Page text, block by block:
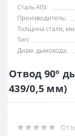
Сталь AISI:
Производитель:
Толщина стали, мм:
Тип:
Диам. дымохода:
Отвод 90°
439/0,5 мм)